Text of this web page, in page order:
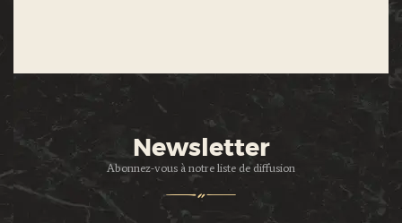
Newsletter
Abonnez-vous à notre liste de diffusion